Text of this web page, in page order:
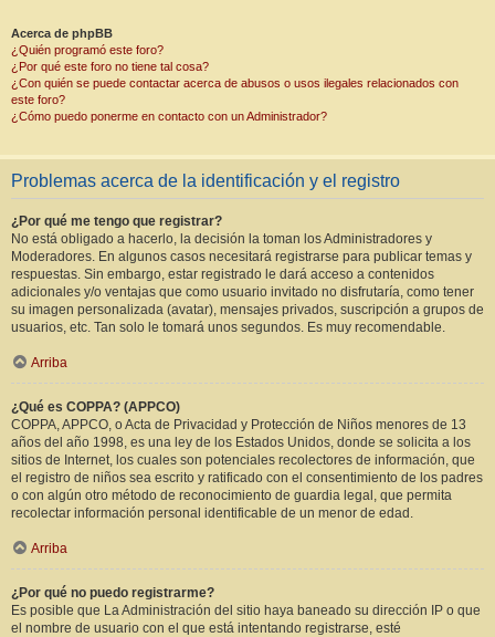
Acerca de phpBB
¿Quién programó este foro?
¿Por qué este foro no tiene tal cosa?
¿Con quién se puede contactar acerca de abusos o usos ilegales relacionados con
este foro?
¿Cómo puedo ponerme en contacto con un Administrador?
Problemas acerca de la identificación y el registro
¿Por qué me tengo que registrar?
No está obligado a hacerlo, la decisión la toman los Administradores y
Moderadores. En algunos casos necesitará registrarse para publicar temas y
respuestas. Sin embargo, estar registrado le dará acceso a contenidos
adicionales y/o ventajas que como usuario invitado no disfrutaría, como tener
su imagen personalizada (avatar), mensajes privados, suscripción a grupos de
usuarios, etc. Tan solo le tomará unos segundos. Es muy recomendable.
Arriba
¿Qué es COPPA? (APPCO)
COPPA, APPCO, o Acta de Privacidad y Protección de Niños menores de 13
años del año 1998, es una ley de los Estados Unidos, donde se solicita a los
sitios de Internet, los cuales son potenciales recolectores de información, que
el registro de niños sea escrito y ratificado con el consentimiento de los padres
o con algún otro método de reconocimiento de guardia legal, que permita
recolectar información personal identificable de un menor de edad.
Arriba
¿Por qué no puedo registrarme?
Es posible que La Administración del sitio haya baneado su dirección IP o que
el nombre de usuario con el que está intentando registrarse, esté